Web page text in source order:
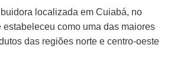
localizada em Cuiabá, no
estabeleceu como uma das maiores
das regiões norte e centro-oeste